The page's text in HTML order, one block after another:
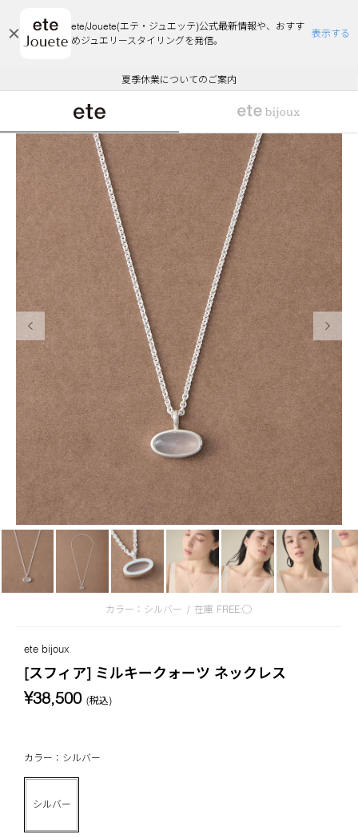
ete/Jouete(エテ・ジュエッテ)公式最新情報や、おすす
めジュエリースタイリングを発信。
表示する
エコラッピング及びエコポイント付与のご案内
ご注文いただいたお品物のお届け状況について
夏季休業についてのご案内
WEB Limited Items >>
採用のご案内
悪質な偽サイトにご注意ください
エコラッピング及びエコポイント付与のご案内
ご注文いただいたお品物のお届け状況について
前の画像
カラー：シルバー / 在庫 FREE:◯
ete bijoux
[スフィア] ミルキークォーツ ネックレス
¥38,500 (税込)
カラー：シルバー
シルバー